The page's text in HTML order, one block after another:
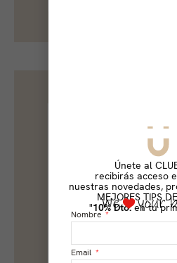
Únete al
recibirás acceso
nuestras novedades,
MEJORES TIPS
"10% Dto.en tu
Nombre
Email